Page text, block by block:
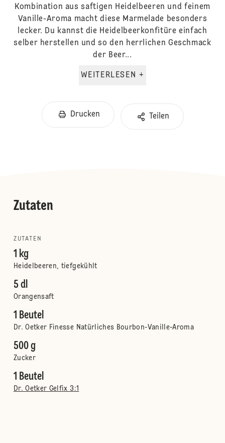
Kombination aus saftigen Heidelbeeren und feinem
Vanille-Aroma macht diese Marmelade besonders
lecker. Du kannst die Heidelbeerkonfitüre einfach
selber herstellen und so den herrlichen Geschmack
der Beer...
WEITERLESEN +
Drucken Teilen
Zutaten
ZUTATEN
1 kg
Heidelbeeren, tiefgekühlt
5 dl
Orangensaft
1 Beutel
Dr. Oetker Finesse Natürliches Bourbon-Vanille-Aroma
500 g
Zucker
1 Beutel
Dr. Oetker Gelfix 3:1